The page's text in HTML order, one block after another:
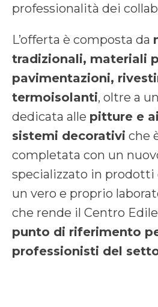
professionalità dei
L’offerta è composta da
tradizionali, materiali
pavimentazioni,
termoisolanti, oltre a
dedicata alle pitture e
sistemi decorativi che
completata con un
specializzato in
un vero e proprio
che rende il Centro Edile
punto di riferimento
professionisti del